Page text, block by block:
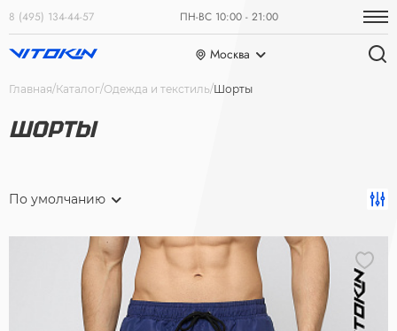
8 (495) 134-44-57 ПН-ВС 10:00 - 21:00
Москва
Главная Каталог Одежда и текстиль Шорты
ШОРТЫ
По умолчанию